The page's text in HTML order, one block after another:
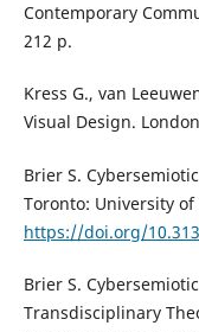
Contemporary
212 p.
Kress G., van
Visual Design.
Brier S.
Toronto: University of
https://doi.org/
Brier S.
Transdisciplinary